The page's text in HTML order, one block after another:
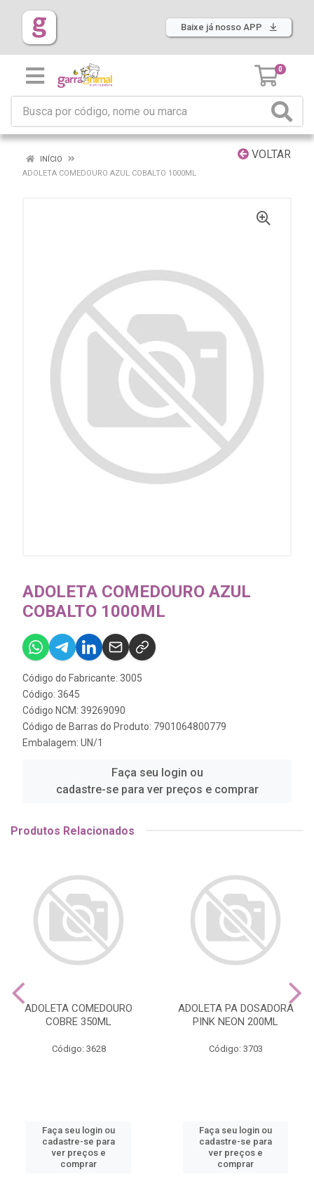
Baixe já nosso APP
0
VOLTAR
INÍCIO
ADOLETA COMEDOURO AZUL COBALTO 1000ML
ADOLETA COMEDOURO AZUL
COBALTO 1000ML
Código do Fabricante: 3005
Código: 3645
Código NCM: 39269090
Código de Barras do Produto: 7901064800779
Embalagem: UN/1
Faça seu login ou
cadastre-se para ver preços e comprar
Produtos Relacionados
ADOLETA COMEDOURO
COBRE 350ML
Código: 3628
Faça seu login ou
cadastre-se para
ver preços e
comprar
ADOLETA PA DOSADORA
PINK NEON 200ML
Código: 3703
Faça seu login ou
cadastre-se para
ver preços e
comprar